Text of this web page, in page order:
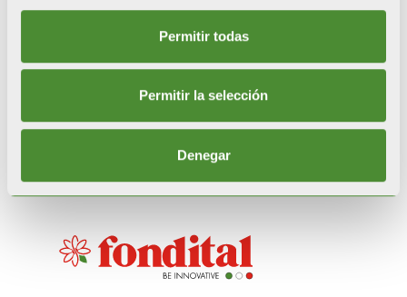
Permitir todas
Permitir la selección
Denegar
exclusivamente a fin informativo/divulgativo de la